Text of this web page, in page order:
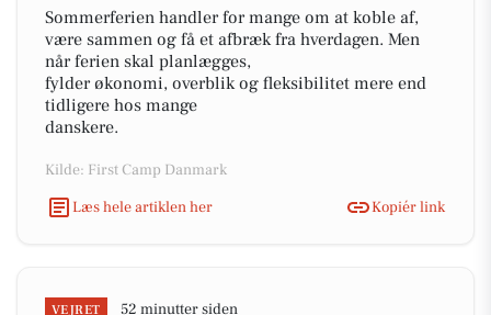
Sommerferien handler for mange om at koble af,
være sammen og få et afbræk fra hverdagen. Men
når ferien skal planlægges,
fylder økonomi, overblik og fleksibilitet mere end
tidligere hos mange
danskere.
Kilde: First Camp Danmark
Læs hele artiklen her
Kopiér link
VEJRET 52 minutter siden